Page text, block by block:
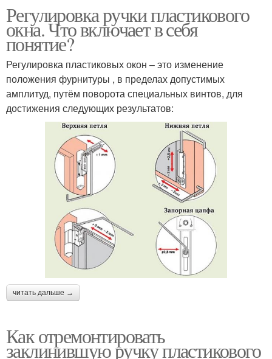
Регулировка ручки пластикового
окна. Что включает в себя
понятие?
Регулировка пластиковых окон – это изменение
положения фурнитуры , в пределах допустимых
амплитуд, путём поворота специальных винтов, для
достижения следующих результатов:
читать дальше →
Как отремонтировать
заклинившую ручку пластикового